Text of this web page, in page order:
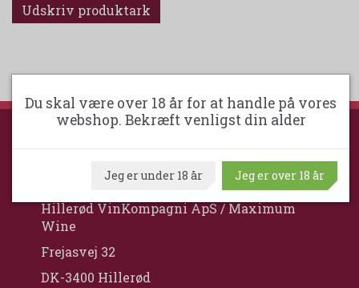
Udskriv produktark
Hillerød VinKompagni ApS / Maximum
Wine
Frejasvej 32
DK-3400 Hillerød
Du skal være over 18 år for at handle på vores
webshop. Bekræft venligst din alder
Jeg er under 18 år Jeg er over 18 år